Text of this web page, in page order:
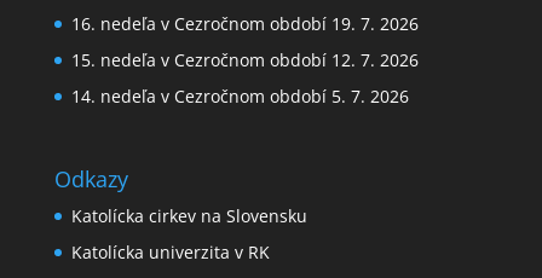
16. nedeľa v Cezročnom období 19. 7. 2026
15. nedeľa v Cezročnom období 12. 7. 2026
14. nedeľa v Cezročnom období 5. 7. 2026
Odkazy
Katolícka cirkev na Slovensku
Katolícka univerzita v RK